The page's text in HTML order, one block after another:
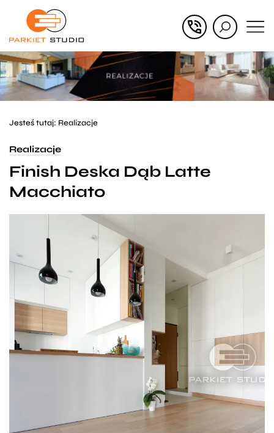
Przejdź
głównego
Przejdź
menu
w
stopce
Jesteś tutaj: Realizacje
Realizacje
Finish Deska Dąb Latte
Macchiato